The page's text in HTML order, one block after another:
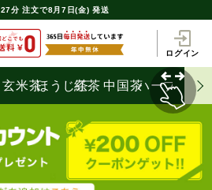
27分 注文で8月7日(金) 発送
ログイン
玄米茶ほうじ茶
紅茶 中国茶ハーブティ